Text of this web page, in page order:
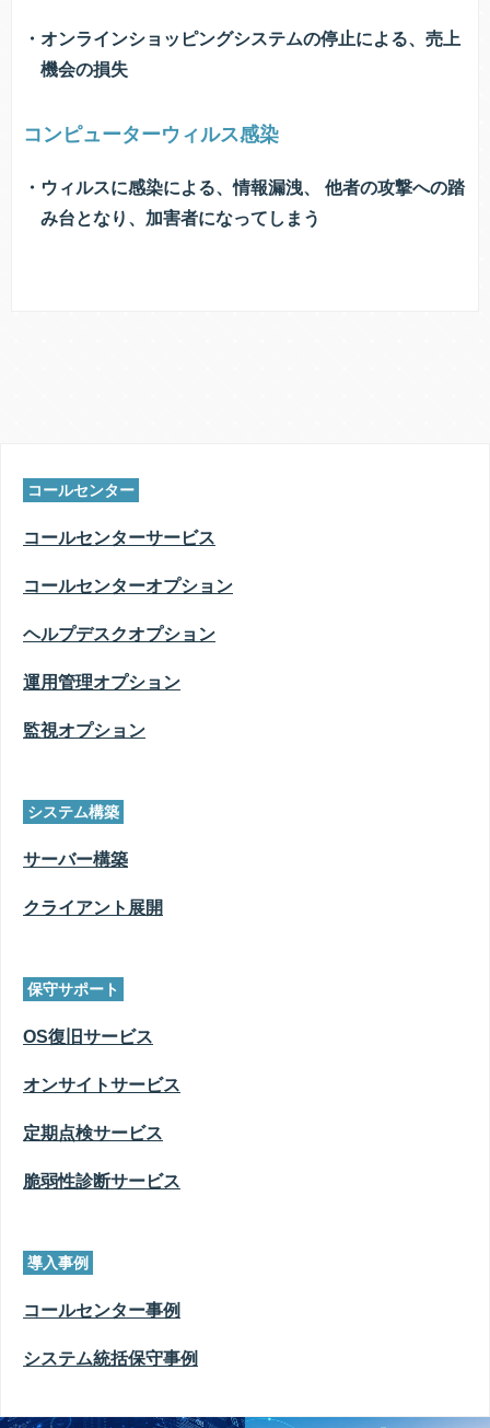
オンラインショッピングシステムの停止による、売上
機会の損失
コンピューターウィルス感染
ウィルスに感染による、情報漏洩、 他者の攻撃への踏
み台となり、加害者になってしまう
コールセンター
コールセンターサービス
コールセンターオプション
ヘルプデスクオプション
運用管理オプション
監視オプション
システム構築
サーバー構築
クライアント展開
保守サポート
OS復旧サービス
オンサイトサービス
定期点検サービス
脆弱性診断サービス
導入事例
コールセンター事例
システム統括保守事例